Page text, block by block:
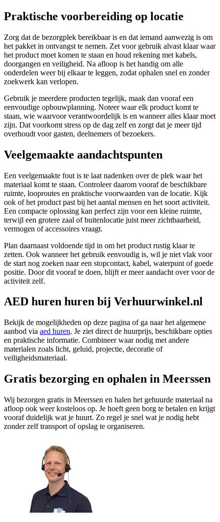
Praktische voorbereiding op locatie
Zorg dat de bezorgplek bereikbaar is en dat iemand aanwezig is om
het pakket in ontvangst te nemen. Zet voor gebruik alvast klaar waar
het product moet komen te staan en houd rekening met kabels,
doorgangen en veiligheid. Na afloop is het handig om alle
onderdelen weer bij elkaar te leggen, zodat ophalen snel en zonder
zoekwerk kan verlopen.
Gebruik je meerdere producten tegelijk, maak dan vooraf een
eenvoudige opbouwplanning. Noteer waar elk product komt te
staan, wie waarvoor verantwoordelijk is en wanneer alles klaar moet
zijn. Dat voorkomt stress op de dag zelf en zorgt dat je meer tijd
overhoudt voor gasten, deelnemers of bezoekers.
Veelgemaakte aandachtspunten
Een veelgemaakte fout is te laat nadenken over de plek waar het
materiaal komt te staan. Controleer daarom vooraf de beschikbare
ruimte, looproutes en praktische voorwaarden van de locatie. Kijk
ook of het product past bij het aantal mensen en het soort activiteit.
Een compacte oplossing kan perfect zijn voor een kleine ruimte,
terwijl een grotere zaal of buitenlocatie juist meer zichtbaarheid,
vermogen of accessoires vraagt.
Plan daarnaast voldoende tijd in om het product rustig klaar te
zetten. Ook wanneer het gebruik eenvoudig is, wil je niet vlak voor
de start nog zoeken naar een stopcontact, kabel, waterpunt of goede
positie. Door dit vooraf te doen, blijft er meer aandacht over voor de
activiteit zelf.
AED huren huren bij Verhuurwinkel.nl
Bekijk de mogelijkheden op deze pagina of ga naar het algemene
aanbod via aed huren. Je ziet direct de huurprijs, beschikbare opties
en praktische informatie. Combineer waar nodig met andere
materialen zoals licht, geluid, projectie, decoratie of
veiligheidsmateriaal.
Gratis bezorging en ophalen in Meerssen
Wij bezorgen gratis in Meerssen en halen het gehuurde materiaal na
afloop ook weer kosteloos op. Je hoeft geen borg te betalen en krijgt
vooraf duidelijk wat je huurt. Zo regel je snel wat je nodig hebt
zonder zelf transport of opslag te organiseren.